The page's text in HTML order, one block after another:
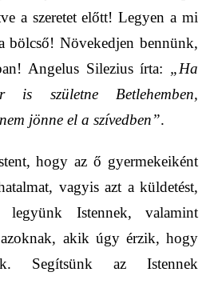
a szeretet előtt! Legyen a mi
bölcső! Növekedjen bennünk,
Angelus Silezius írta: „Ha
is születne Betlehemben,
jönne el a szívedben”.
hogy az ő gyermekeiként
, vagyis azt a küldetést,
legyünk Istennek, valamint
akik úgy érzik, hogy
Segítsünk az Istennek